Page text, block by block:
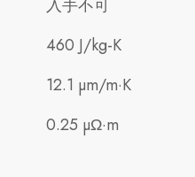
入手不可
460 J/kg-K
12.1 µm/m·K
0.25 µΩ·m